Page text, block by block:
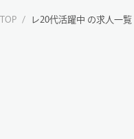
TOP / レ20代活躍中 の求人一覧